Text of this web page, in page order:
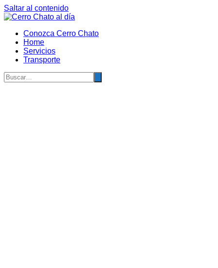
Saltar al contenido
Conozca Cerro Chato
Home
Servicios
Transporte